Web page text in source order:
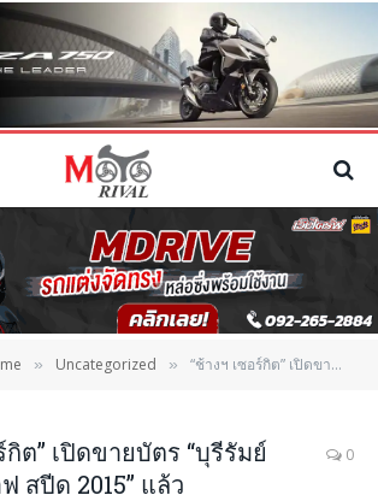
» Uncategorized » “ช้างฯ เซอร์กิต” เปิดขายบัตร “บุรีรัมย์ เฟสติวัล ออฟ สปีด 2015” แล้ว
กิต” เปิดขายบัตร “บุรีรัมย์
สปีด 2015” แล้ว
0